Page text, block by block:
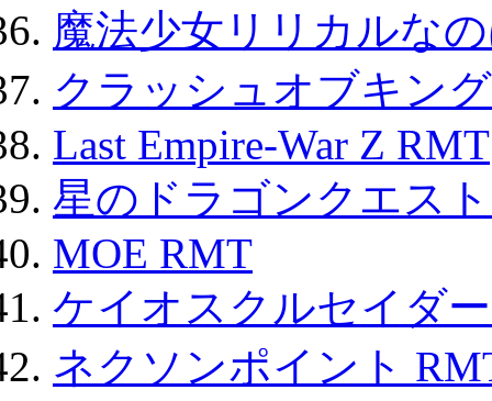
魔法少女リリカルな
クラッシュオブキン
Last Empire-War Z RMT
星のドラゴンクエス
MOE RMT
ケイオスクルセイダ
ネクソンポイント